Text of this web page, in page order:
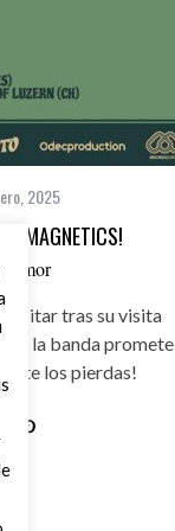
2025
MAGNETICS!
visitar tras su visita
de la banda promete
te los pierdas!